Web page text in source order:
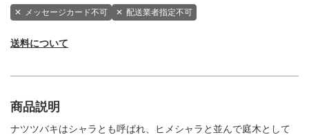
✕ メッセージカード不可 ✕ 配送業者指定不可
送料について
商品説明
ナツツバキはシャラとも呼ばれ、ヒメシャラと並んで庭木として